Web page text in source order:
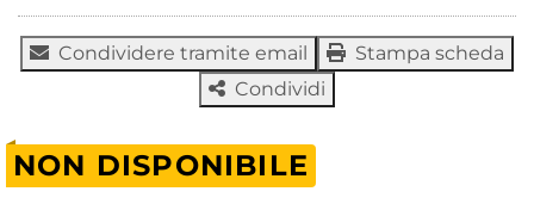
Condividere tramite email
Stampa scheda
Condividi
NON DISPONIBILE